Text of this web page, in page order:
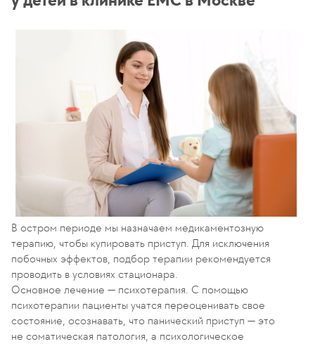
В остром периоде мы назначаем медикаментозную
терапию, чтобы купировать приступ. Для исключения
побочных эффектов, подбор терапии рекомендуется
проводить в условиях стационара.
Основное лечение — психотерапия. С помощью
психотерапии пациенты учатся переоценивать свое
состояние, осознавать, что панический приступ — это
не соматическая патология, а психологическое